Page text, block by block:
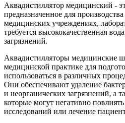
Аквадистиллятор медицинский -
предназначенное для
медицинских учреждениях,
требуется высококачественная
загрязнений.
Аквадистилляторы медицинские
медицинской практике для
использоваться в различных
Они обеспечивают удаление
и неорганических загрязнений, а
которые могут негативно повлиять
исследований или лечение